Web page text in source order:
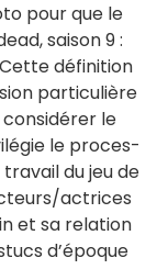
pour que le
saison 9 :
défi­ni­tion
par­ti­cu­lière
le
le pro­ces­
du jeu de
actrices
et sa rela­tion
d’époque